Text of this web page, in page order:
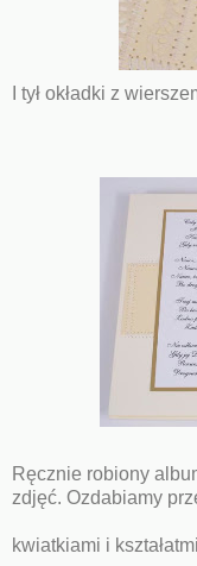
I tył okładki z
Ręcznie robiony
zdjęć. Ozdabiamy
kwiatkiami i